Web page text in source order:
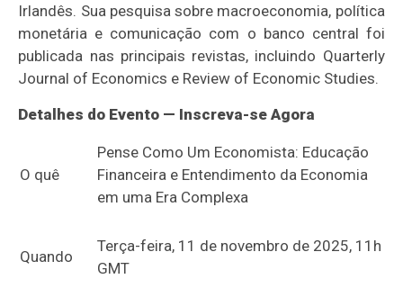
Irlandês. Sua pesquisa sobre macroeconomia, política
monetária e comunicação com o banco central foi
publicada nas principais revistas, incluindo Quarterly
Journal of Economics e Review of Economic Studies.
Detalhes do Evento — Inscreva-se Agora
O quê
Pense Como Um Economista: Educação
Financeira e Entendimento da Economia
em uma Era Complexa
Quando
Terça-feira, 11 de novembro de 2025, 11h
GMT